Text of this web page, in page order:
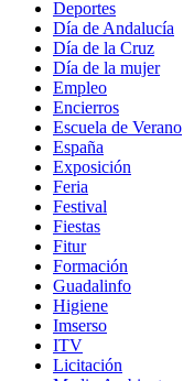
Deportes
Día de Andalucía
Día de la Cruz
Día de la mujer
Empleo
Encierros
Escuela de Verano
España
Exposición
Feria
Festival
Fiestas
Fitur
Formación
Guadalinfo
Higiene
Imserso
ITV
Licitación